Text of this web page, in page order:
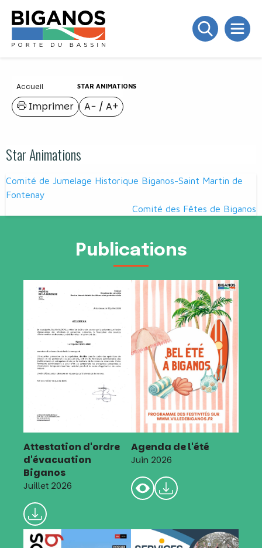
Accueil STAR ANIMATIONS
A− / A+
Imprimer
Star Animations
Navigation
de
l’article
Comité de Jumelage Historique Biganos-Saint Martin de
Fontenay
Comité des Fêtes de Biganos
Publications
Attestation d'ordre
d'évacuation
Biganos
Juillet 2026
Agenda de l'été
Juin 2026